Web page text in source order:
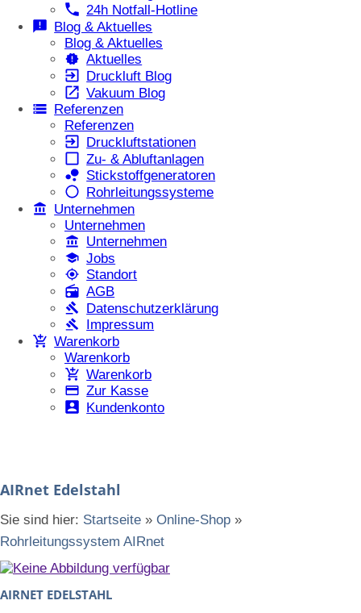
24h Notfall-Hotline
Blog & Aktuelles
Blog & Aktuelles
Aktuelles
Druckluft Blog
Vakuum Blog
Referenzen
Referenzen
Druckluftstationen
Zu- & Abluftanlagen
Stickstoffgeneratoren
Rohrleitungssysteme
Unternehmen
Unternehmen
Unternehmen
Jobs
Standort
AGB
Datenschutzerklärung
Impressum
Warenkorb
Warenkorb
Warenkorb
Zur Kasse
Kundenkonto
AIRnet Edelstahl
Sie sind hier: Startseite » Online-Shop »
Rohrleitungssystem AIRnet
AIRNET EDELSTAHL